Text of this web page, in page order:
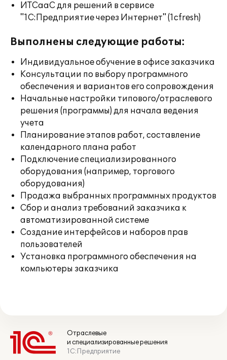
ИТСааС для решений в сервисе
"1С:Предприятие через Интернет" (1cfresh)
Выполнены следующие работы:
Индивидуальное обучение в офисе заказчика
Консультации по выбору программного
обеспечения и вариантов его сопровождения
Начальные настройки типового/отраслевого
решения (программы) для начала ведения
учета
Планирование этапов работ, составление
календарного плана работ
Подключение специализированного
оборудования (например, торгового
оборудования)
Продажа выбранных программных продуктов
Сбор и анализ требований заказчика к
автоматизированной системе
Создание интерфейсов и наборов прав
пользователей
Установка программного обеспечения на
компьютеры заказчика
Отраслевые
и специализированные решения
1С:Предприятие